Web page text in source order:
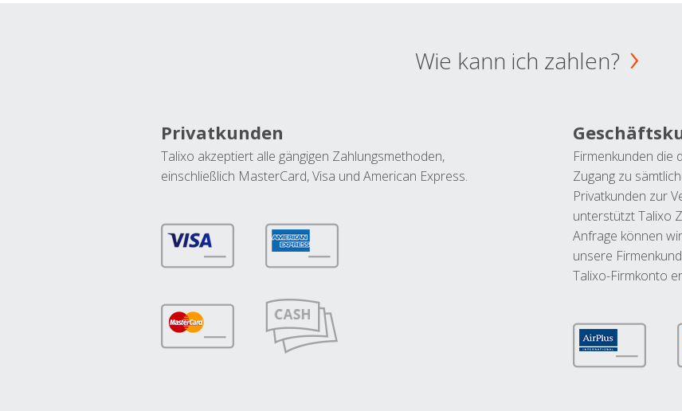
Wie kann ich zahlen?
Privatkunden
Talixo akzeptiert alle gängigen Zahlungsmethoden,
einschließlich MasterCard, Visa und American Express.
Firmenkunden die
Zugang zu
Privatkunden zur
unterstützt Talixo
Anfrage können
unsere
Talixo-Firmkonto